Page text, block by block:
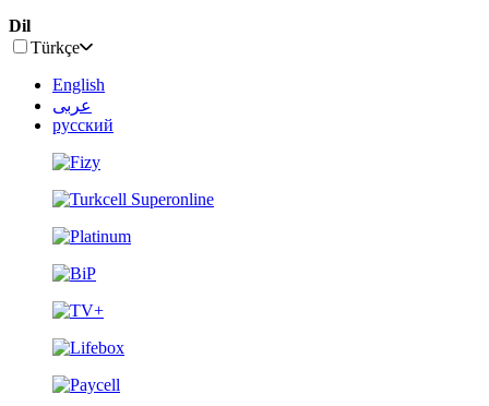
Dil
Türkçe
English
عربى
русский